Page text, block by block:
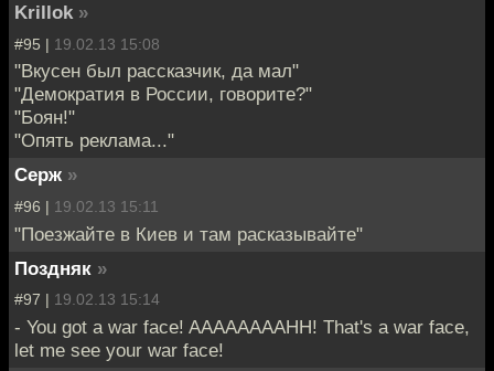
Krillok »
#95 | 19.02.13 15:08
"Вкусен был рассказчик, да мал"
"Демократия в России, говорите?"
"Боян!"
"Опять реклама..."
Серж »
#96 | 19.02.13 15:11
"Поезжайте в Киев и там расказывайте"
Поздняк »
#97 | 19.02.13 15:14
- You got a war face! AAAAAAAAHH! That's a war face,
let me see your war face!